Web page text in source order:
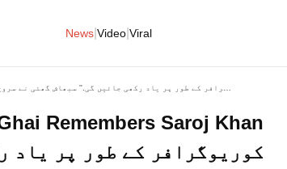
News Video Viral
کوریوگرافر کے طور پر یاد